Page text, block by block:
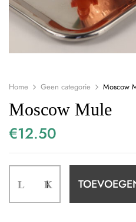
Home Geen categorie Moscow
Moscow Mule
€12.50